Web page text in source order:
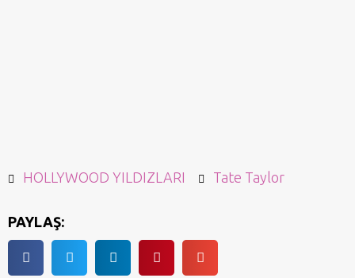
HOLLYWOOD YILDIZLARI Tate Taylor
PAYLAŞ: